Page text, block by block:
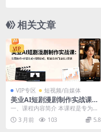
相关文章
VIP
VIP专区 短视频/自媒体
美业AI短剧漫剧制作实战课：
生图技巧+对话生成+视频合
成，赋能实体门店线上获客
一、课程内容简介 本课程是专为美
业人群打造的AI短剧漫剧制作实战
教程，零基础即可...
3 月前 103 5.8